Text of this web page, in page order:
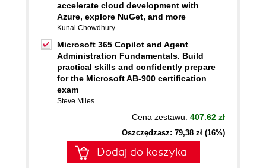
accelerate cloud development with
Azure, explore NuGet, and more
Kunal Chowdhury
Microsoft 365 Copilot and Agent
Administration Fundamentals. Build
practical skills and confidently prepare
for the Microsoft AB-900 certification
exam
Steve Miles
Cena zestawu: 407.62 zł
Oszczędzasz: 79,38 zł (16%)
Dodaj do koszyka